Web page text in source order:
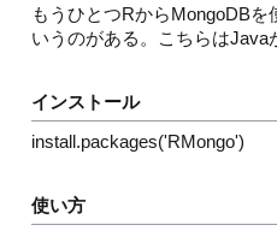
もうひとつRからMongoDBを
いうのがある。こちらはJava
インストール
install.packages('RMongo')
使い方